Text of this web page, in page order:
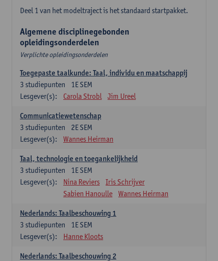
Deel 1 van het modeltraject is het standaard startpakket.
Algemene disciplinegebonden
opleidingsonderdelen
Verplichte opleidingsonderdelen
Toegepaste taalkunde: Taal, individu en maatschappij
1E SEM
3 studiepunten
Lesgever(s):
Carola Strobl Jim Ureel
Communicatiewetenschap
2E SEM
3 studiepunten
Lesgever(s):
Wannes Heirman
Taal, technologie en toegankelijkheid
1E SEM
3 studiepunten
Lesgever(s):
Nina Reviers
Iris Schrijver
Sabien Hanoulle
Wannes Heirman
Nederlands: Taalbeschouwing 1
1E SEM
3 studiepunten
Lesgever(s):
Hanne Kloots
Nederlands: Taalbeschouwing 2